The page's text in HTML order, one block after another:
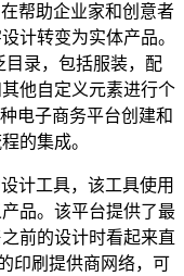
帮助企业家和创意者
计转变为实体产品。
目录，包括服装，配
他自定义元素进行个
电子商务平台创建和
的集成。
计工具，该工具使用
品。该平台提供了最
前的设计时看起来直
印刷提供商网络，可